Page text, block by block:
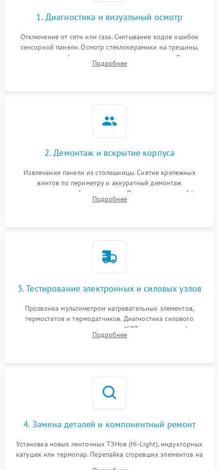
1. Диагностика и визуальный осмотр
Отключение от сети или газа. Считывание кодов ошибок
сенсорной панели. Осмотр стеклокерамики на трещины,
проверка конфорок на равномерность нагрева. Опрос
клиента о симптомах (не включается, не видит посуду,
Подробнее
2. Демонтаж и вскрытие корпуса
Извлечение панели из столешницы. Снятие крепежных
винтов по периметру и аккуратный демонтаж
стеклокерамической поверхности. Отсоединение шлейфов
сенсорного блока для доступа к силовым платам, катушкам
Подробнее
3. Тестирование электронных и силовых узлов
Прозвонка мультиметром нагревательных элементов,
термостатов и термодатчиков. Диагностика силового
модуля, реле, диодных мостов и IGBT-транзисторов (для
индукции). Проверка кранов и газ-контроля (для газовых
Подробнее
4. Замена деталей и компонентный ремонт
Установка новых ленточных ТЭНов (Hi-Light), индукторных
катушек или термопар. Перепайка сгоревших элементов на